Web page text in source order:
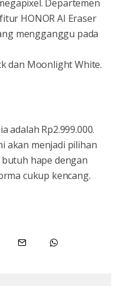
Departemen
HONOR AI Eraser
mengganggu pada
dan Moonlight White.
adalah Rp2.999.000.
akan menjadi pilihan
hape dengan
cukup kencang.